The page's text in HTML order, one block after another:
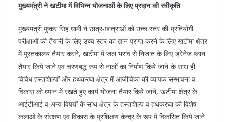
मुख्यमंत्री ने खटीमा में विभिन्न योजनाओं के लिए प्रदान की स्वीकृति
मुख्यमंत्री पुष्कर सिंह धामी ने छात्र-छात्राओं को उच्च स्तर की प्रतियोगी
परीक्षाओं की तैयारी के लिए उच्च स्तर का ज्ञान प्राप्त करने के लिए खटीमा क्षेत्र
में पुस्तकालय तैयार करने, खटीमा में जल भराव से निजात के लिए ड्रेनेज प्लान
तैयार किये जाने एवं चरणबद्ध रूप से नालों का निर्माण किये जाने के साथ ही
विविध हस्तशिल्पों और हथकरघा क्षेत्र में आजीविका की व्यापक सम्भावना व
विकास को ध्यान में रखते हुए कार्य योजना तैयार किये जाने, खटीमा क्षेत्र के
आईटीआई व अन्य विषयों के साथ क्षेत्र के हस्तशिल्प व हथकरघा की विशेष
कलाओं के संरक्षण एवं विकास के प्रशिक्षण केन्द्र के रूप में विकसित किये जाने